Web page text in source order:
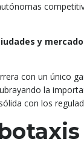
y
con un único
la
con los